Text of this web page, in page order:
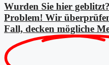
Wurden Sie hier
Problem! Wir
Fall, decken mögliche